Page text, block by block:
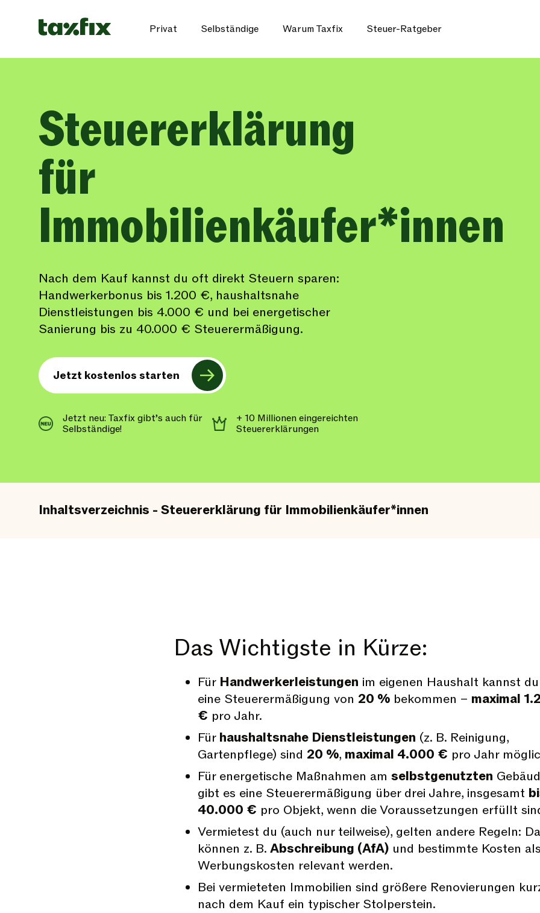
Privat Selbständige Warum Taxfix Steuer-Ratgeber
Steuererklärung
für
Immobilienkäufer*innen
Nach dem Kauf kannst du oft direkt Steuern sparen:
Handwerkerbonus bis 1.200 €, haushaltsnahe
Dienstleistungen bis 4.000 € und bei energetischer
Sanierung bis zu 40.000 € Steuerermäßigung.
Jetzt kostenlos starten
Jetzt neu: Taxfix gibt’s auch für
Selbständige!
+ 10 Millionen eingereichten
Steuererklärungen
Inhaltsverzeichnis - Steuererklärung für Immobilienkäufer*innen
Das Wichtigste in Kürze:
Für Handwerkerleistungen im eigenen Haushalt kannst du
eine Steuerermäßigung von 20 % bekommen – maximal
€ pro Jahr.
Für haushaltsnahe Dienstleistungen (z. B. Reinigung,
Gartenpflege) sind 20 %, maximal 4.000 € pro Jahr
Für energetische Maßnahmen am selbstgenutzten
gibt es eine Steuerermäßigung über drei Jahre, insgesamt
40.000 € pro Objekt, wenn die Voraussetzungen erfüllt
Vermietest du (auch nur teilweise), gelten andere Regeln:
können z. B. Abschreibung (AfA) und bestimmte Kosten als
Werbungskosten relevant werden.
Bei vermieteten Immobilien sind größere Renovierungen
nach dem Kauf ein typischer Stolperstein.